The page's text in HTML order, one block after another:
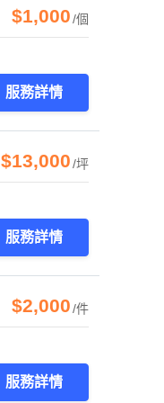
$1,000/個
服務詳情
$13,000/坪
服務詳情
$2,000/件
服務詳情